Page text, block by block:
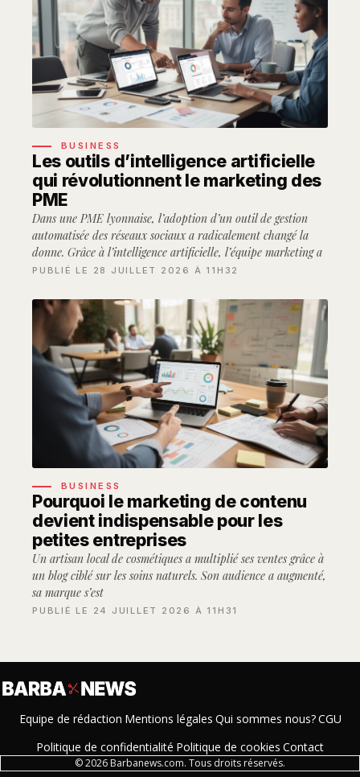
BUSINESS
Les outils d’intelligence artificielle
qui révolutionnent le marketing des
PME
Dans une PME lyonnaise, l’adoption d’un outil de gestion
automatisée des réseaux sociaux a radicalement changé la
donne. Grâce à l’intelligence artificielle, l’équipe marketing a
PUBLIÉ LE 28 JUILLET 2026 À 11H32
BUSINESS
Pourquoi le marketing de contenu
devient indispensable pour les
petites entreprises
Un artisan local de cosmétiques a multiplié ses ventes grâce à
un blog ciblé sur les soins naturels. Son audience a augmenté,
sa marque s’est
PUBLIÉ LE 24 JUILLET 2026 À 11H31
Equipe de rédaction Mentions légales Qui sommes nous?CGU
Politique de confidentialité Politique de cookies Contact
© 2026 Barbanews.com. Tous droits réservés.